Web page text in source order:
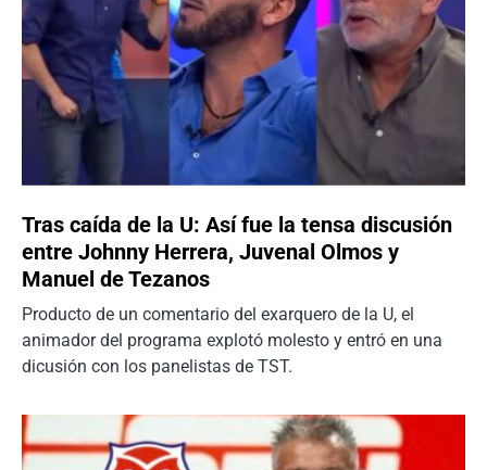
Tras caída de la U: Así fue la tensa discusión
entre Johnny Herrera, Juvenal Olmos y
Manuel de Tezanos
Producto de un comentario del exarquero de la U, el
animador del programa explotó molesto y entró en una
dicusión con los panelistas de TST.